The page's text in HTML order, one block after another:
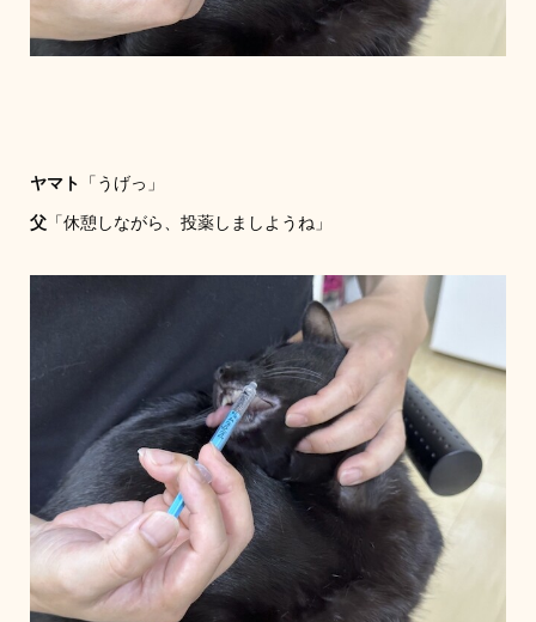
ヤマト 「うげっ」
父「休憩しながら、投薬しましようね」